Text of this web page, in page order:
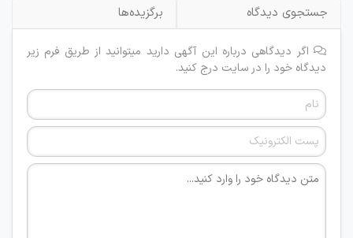
جستجوی دیدگاه
برگزیده‌ها
اگر دیدگاهی درباره این آگهی دارید میتوانید از طریق فرم زیر
دیدگاه خود را در سایت درج کنید.